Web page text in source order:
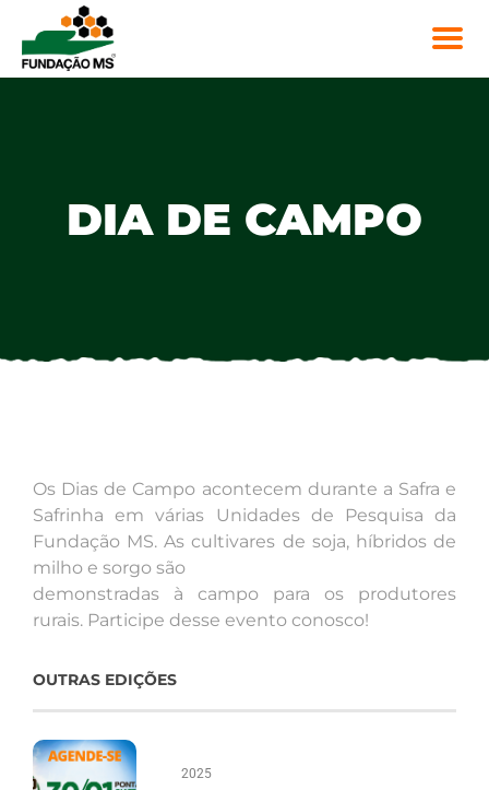
DIA DE CAMPO
Os Dias de Campo acontecem durante a Safra e
Safrinha em várias Unidades de Pesquisa da
Fundação MS. As cultivares de soja, híbridos de
milho e sorgo são
demonstradas à campo para os produtores
rurais. Participe desse evento conosco!
OUTRAS EDIÇÕES
2025